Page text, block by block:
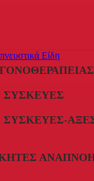
Είδη
ΣΥΣΚΕΥΈΣ